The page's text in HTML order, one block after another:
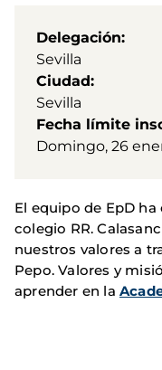
Delegación
Sevilla
Ciudad
Sevilla
Fecha límite
Domingo, 26
El equipo de EpD
colegio RR.
nuestros valores a
Pepo. Valores y
aprender en la